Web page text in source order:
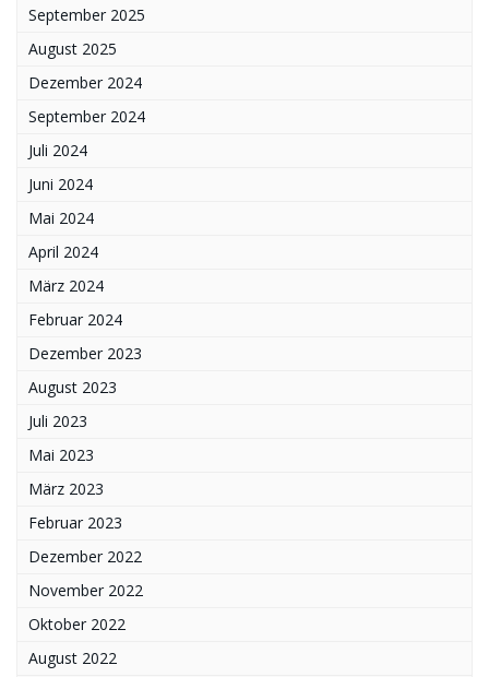
September 2025
August 2025
Dezember 2024
September 2024
Juli 2024
Juni 2024
Mai 2024
April 2024
März 2024
Februar 2024
Dezember 2023
August 2023
Juli 2023
Mai 2023
März 2023
Februar 2023
Dezember 2022
November 2022
Oktober 2022
August 2022